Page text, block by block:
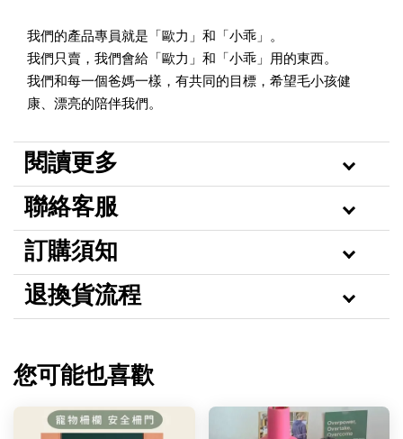
我們的產品專員就是「歐力」和「小乖」。
我們只賣，我們會給「歐力」和「小乖」用的東西。
我們和每一個爸媽一樣，有共同的目標，希望毛小孩健
康、漂亮的陪伴我們。
閱讀更多
聯絡客服
訂購須知
退換貨流程
您可能也喜歡